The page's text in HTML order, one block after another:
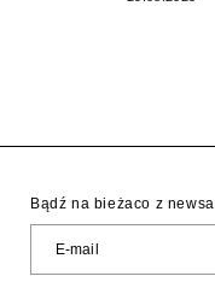
Bądź na bieżaco z